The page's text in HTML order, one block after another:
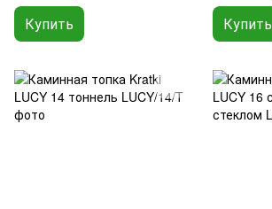
Купить Купить